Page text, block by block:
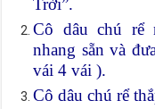
Cô dâu chú rể
nhang sẵn và
vái 4 vái ).
Cô dâu chú rể